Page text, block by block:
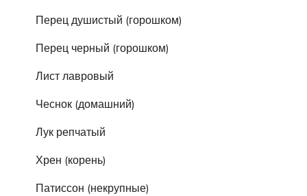
Перец душистый (горошком)
Перец черный (горошком)
Лист лавровый
Чеснок (домашний)
Лук репчатый
Хрен (корень)
Патиссон (некрупные)